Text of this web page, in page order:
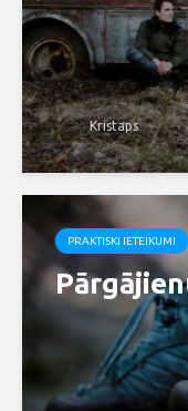
Kristaps
PRAKTISKI IETEIKUMI